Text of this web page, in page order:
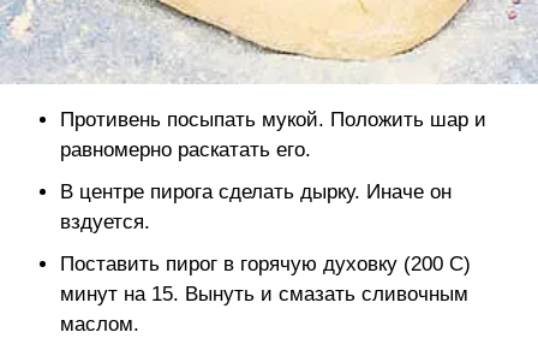
Противень посыпать мукой. Положить шар и
равномерно раскатать его.
В центре пирога сделать дырку. Иначе он
вздуется.
Поставить пирог в горячую духовку (200 С)
минут на 15. Вынуть и смазать сливочным
маслом.